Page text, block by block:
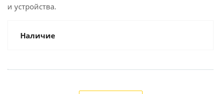
и устройства.
Наличие